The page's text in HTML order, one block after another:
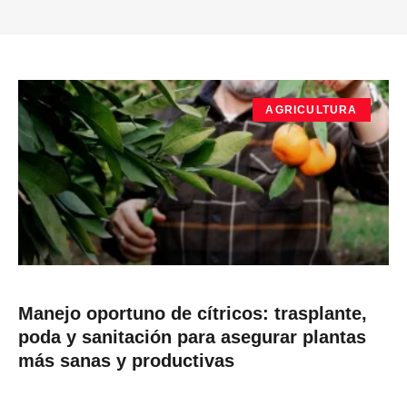
AGRICULTURA
Manejo oportuno de cítricos: trasplante,
poda y sanitación para asegurar plantas
más sanas y productivas